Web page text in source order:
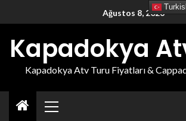
Ağustos 8, 2026
Kapadokya
Kapadokya Atv Turu Fiyatları &